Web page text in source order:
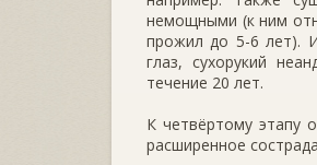
немощными (к ним
прожил до 5-6 лет).
глаз, сухорукий
течение 20 лет.
К четвёртому этапу
расширенное